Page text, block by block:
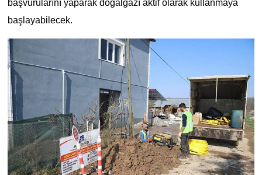
başvurularını yaparak doğalgazı aktif olarak kullanmaya
başlayabilecek.